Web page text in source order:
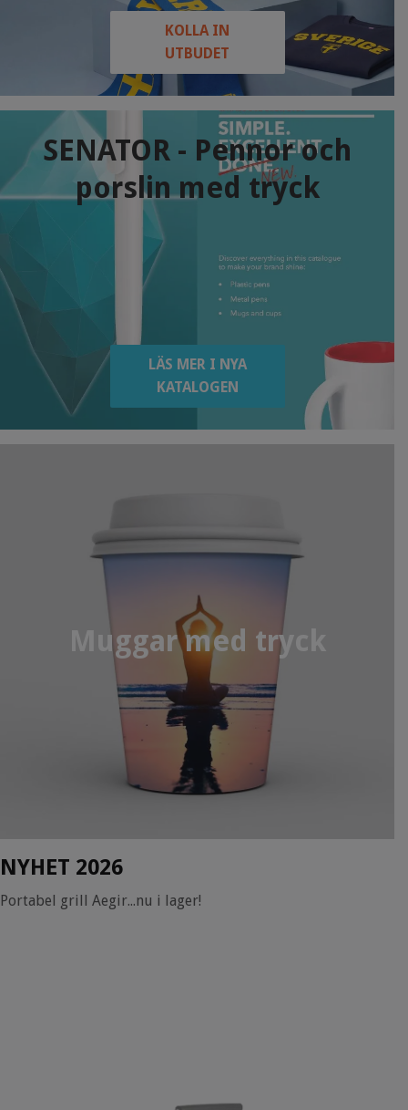
KOLLA IN
UTBUDET
SENATOR - Pennor och
porslin med tryck
LÄS MER I NYA
KATALOGEN
Muggar med tryck
NYHET 2026
Portabel grill Aegir...nu i lager!